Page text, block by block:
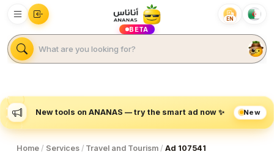
EN
BETA
New tools on ANANAS — try the smart ad now ✨ New
Home / Services / Travel and Tourism / Ad 107541